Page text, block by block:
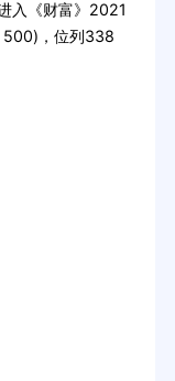
入《财富》2021
500)，位列338